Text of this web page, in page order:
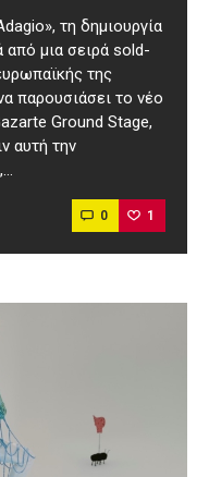
τη δημιουργία
από μια σειρά sold-
της
παρουσιάσει το νέο
Ground Stage,
αυτή την
0 1